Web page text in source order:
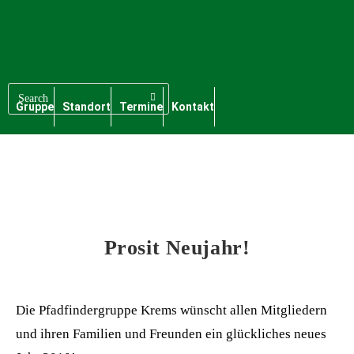
Gruppe Standort Termine Kontakt
Prosit Neujahr!
Die Pfadfindergruppe Krems wünscht allen Mitgliedern
und ihren Familien und Freunden ein glückliches neues